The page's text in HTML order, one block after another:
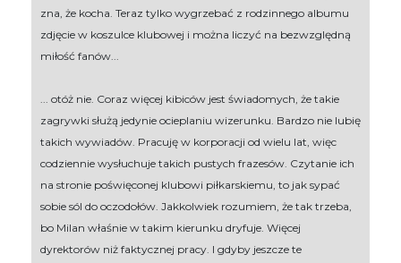
zna, że kocha. Teraz tylko wygrzebać z rodzinnego albumu
zdjęcie w koszulce klubowej i można liczyć na bezwzględną
miłość fanów...
... otóż nie. Coraz więcej kibiców jest świadomych, że takie
zagrywki służą jedynie ocieplaniu wizerunku. Bardzo nie lubię
takich wywiadów. Pracuję w korporacji od wielu lat, więc
codziennie wysłuchuje takich pustych frazesów. Czytanie ich
na stronie poświęconej klubowi piłkarskiemu, to jak sypać
sobie sól do oczodołów. Jakkolwiek rozumiem, że tak trzeba,
bo Milan właśnie w takim kierunku dryfuje. Więcej
dyrektorów niż faktycznej pracy. I gdyby jeszcze te